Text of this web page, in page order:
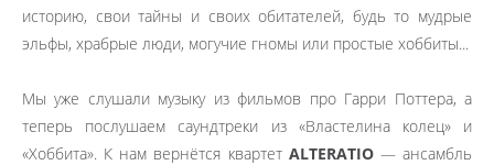
историю, свои тайны и своих обитателей, будь то мудрые
эльфы, храбрые люди, могучие гномы или простые хоббиты...
Мы уже слушали музыку из фильмов про Гарри Поттера, а
теперь послушаем саундтреки из «Властелина колец» и
«Хоббита». К нам вернётся квартет ALTERATIO— ансамбль